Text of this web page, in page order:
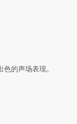
的声场表现。